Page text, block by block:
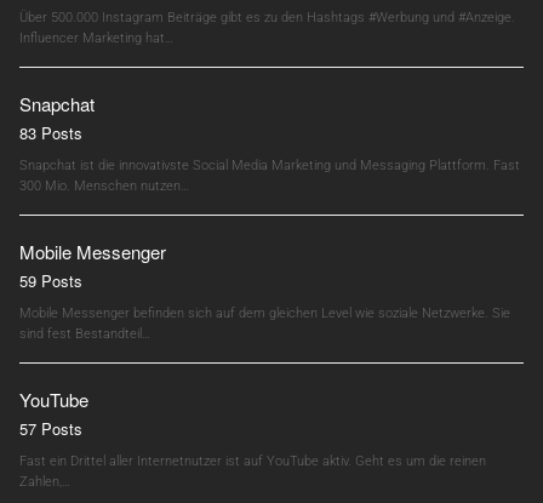
Über 500.000 Instagram Beiträge gibt es zu den Hashtags #Werbung und #Anzeige.
Influencer Marketing hat…
Snapchat
83 Posts
Snapchat ist die innovativste Social Media Marketing und Messaging Plattform. Fast
300 Mio. Menschen nutzen…
Mobile Messenger
59 Posts
Mobile Messenger befinden sich auf dem gleichen Level wie soziale Netzwerke. Sie
sind fest Bestandteil…
YouTube
57 Posts
Fast ein Drittel aller Internetnutzer ist auf YouTube aktiv. Geht es um die reinen
Zahlen,…